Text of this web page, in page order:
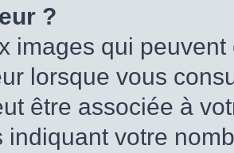
?
images qui
lorsque vous
être associée à
indiquant votre